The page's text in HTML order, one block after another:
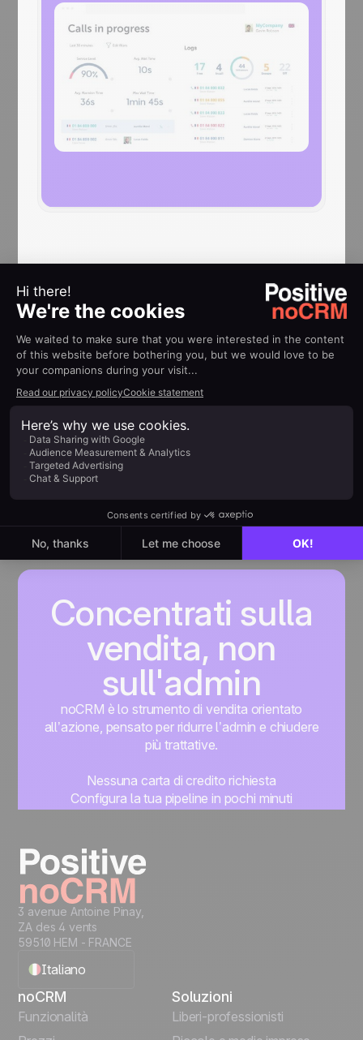
AIUTO
Guide
all’implementazione
Ringover
Tutorial per integrare Ringover
Scopri di più
Concentrati sulla
vendita, non
sull'admin
noCRM è lo strumento di vendita orientato
all’azione, pensato per ridurre l’admin e chiudere
più trattative.
Nessuna carta di credito richiesta
Configura la tua pipeline in pochi minuti
3 avenue Antoine Pinay,
ZA des 4 vents
59510 HEM - FRANCE
Italiano
English
noCRM
Funzionalità
Soluzioni
Liberi-professionisti